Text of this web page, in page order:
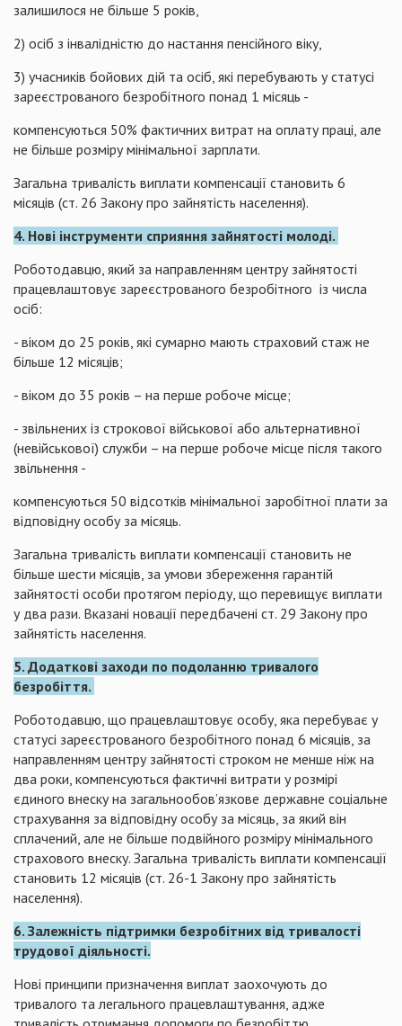
залишилося не більше 5 років,
2) осіб з інвалідністю до настання пенсійного віку,
3) учасників бойових дій та осіб, які перебувають у статусі
зареєстрованого безробітного понад 1 місяць -
компенсуються 50% фактичних витрат на оплату праці, але
не більше розміру мінімальної зарплати.
Загальна тривалість виплати компенсації становить 6
місяців (ст. 26 Закону про зайнятість населення).
4. Нові інструменти сприяння зайнятості молоді.
Роботодавцю, який за направленням центру зайнятості
працевлаштовує зареєстрованого безробітного із числа
осіб:
- віком до 25 років, які сумарно мають страховий стаж не
більше 12 місяців;
- віком до 35 років – на перше робоче місце;
- звільнених із строкової військової або альтернативної
(невійськової) служби – на перше робоче місце після такого
звільнення -
компенсуються 50 відсотків мінімальної заробітної плати за
відповідну особу за місяць.
Загальна тривалість виплати компенсації становить не
більше шести місяців, за умови збереження гарантій
зайнятості особи протягом періоду, що перевищує виплати
у два рази. Вказані новації передбачені ст. 29 Закону про
зайнятість населення.
5. Додаткові заходи по подоланню тривалого
безробіття.
Роботодавцю, що працевлаштовує особу, яка перебуває у
статусі зареєстрованого безробітного понад 6 місяців, за
направленням центру зайнятості строком не менше ніж на
два роки, компенсуються фактичні витрати у розмірі
єдиного внеску на загальнообов’язкове державне соціальне
страхування за відповідну особу за місяць, за який він
сплачений, але не більше подвійного розміру мінімального
страхового внеску. Загальна тривалість виплати компенсації
становить 12 місяців (ст. 26-1 Закону про зайнятість
населення).
6. Залежність підтримки безробітних від тривалості
трудової діяльності.
Нові принципи призначення виплат заохочують до
тривалого та легального працевлаштування, адже